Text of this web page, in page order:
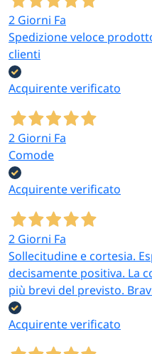
2 Giorni Fa
Spedizione veloce
clienti
Acquirente verificato
2 Giorni Fa
Comode
Acquirente verificato
2 Giorni Fa
Sollecitudine e cortesia.
decisamente positiva. La
più brevi del previsto.
Acquirente verificato